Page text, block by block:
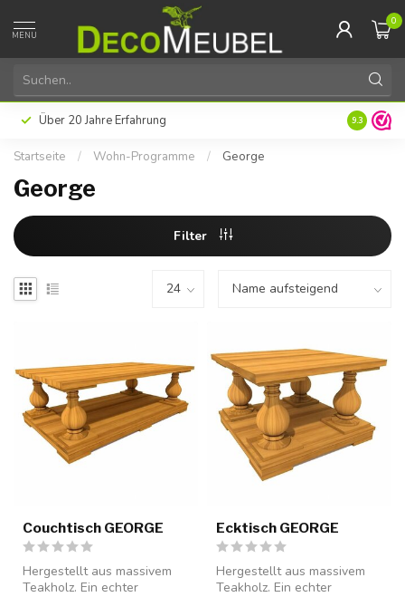
MENU
0
Über 20 Jahre Erfahrung 9.3
Startseite / Wohn-Programme / George
George
Filter
Couchtisch GEORGE
Hergestellt aus massivem
Teakholz. Ein echter
Ecktisch GEORGE
Hergestellt aus massivem
Teakholz. Ein echter